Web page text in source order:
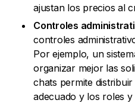
ajustan los precios al
Controles
controles
Por ejemplo, un
organizar mejor las
chats permite
adecuado y los roles